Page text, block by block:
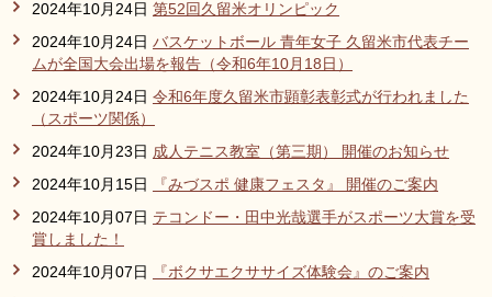
2024年10月24日 第52回久留米オリンピック
2024年10月24日 バスケットボール 青年女子 久留米市代表チー
ムが全国大会出場を報告（令和6年10月18日）
2024年10月24日 令和6年度久留米市顕彰表彰式が行われました
（スポーツ関係）
2024年10月23日 成人テニス教室（第三期） 開催のお知らせ
2024年10月15日
『みづスポ 健康フェスタ』 開催のご案内
2024年10月07日 テコンドー・田中光哉選手がスポーツ大賞を受
賞しました！
2024年10月07日
『ボクサエクササイズ体験会』のご案内